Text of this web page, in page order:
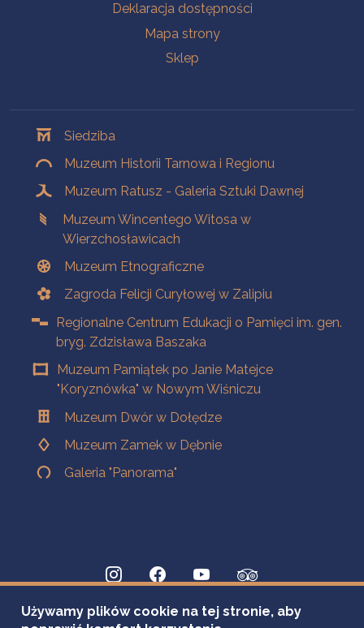
Deklaracja dostępności
Mapa strony
Sklep
Siedziba
Muzeum Historii Tarnowa i Regionu
Muzeum Ratusz - Galeria Sztuki Dawnej
Muzeum Wincentego Witosa w
Wierzchosławicach
Muzeum Etnograficzne
Zagroda Felicji Curyłowej w Zalipiu
Regionalne Centrum Edukacji o Pamięci im. gen.
bryg. Zdzisława Baszaka
Muzeum Pamiątek po Janie Matejce
"Koryznówka" w Nowym Wiśniczu
Muzeum Dwór w Dołędze
Muzeum Zamek w Dębnie
Galeria "Panorama"
Używamy plików cookie na tej stronie, aby